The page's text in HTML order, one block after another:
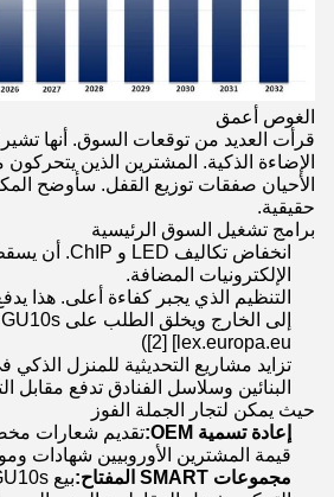
الغوص أعمق
قرأت العديد من توقعات السوق. أنها
الإضاءة الذكية. المشترين الذين
الأحيان صفقات توزيع القفل. سأوضح
حقيقية.
برامج تشغيل السوق الرئيسية
الإلكترونيات المضافة.
التنظيم الذي يجبر كفاءة أعلى. هذا
lex.europa.eu] [2])
تزايد مشاريع التحديثية للمنزل الذكي
البنائين وسلاسل الفنادق تدفع مقابل
حيث يمكن لتجار الجملة الفوز
إعادة تسمية OEM:
تقديم شعارات
قيمة المشترين الأوروبيين شهادات
مجموعات SMART المفتاح: